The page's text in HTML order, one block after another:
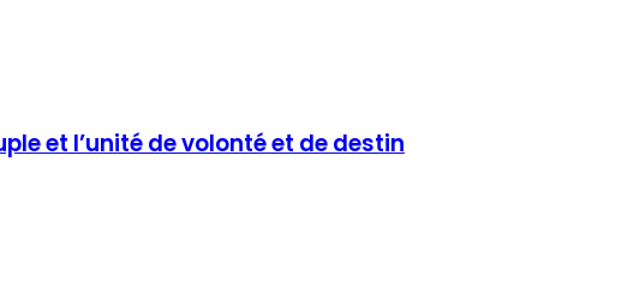
et l’unité de volonté et de destin